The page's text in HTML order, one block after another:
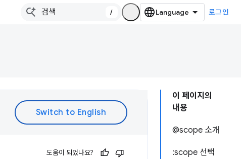
/ 로그인
이 페이지의
내용
@scope 소개
:scope 선택
도움이 되었나요?